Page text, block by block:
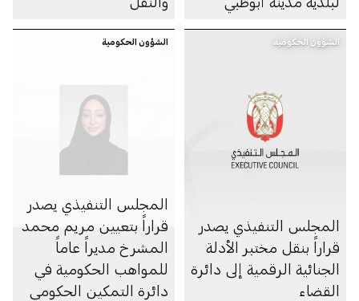
الشؤون الحكومية
المجلس التنفيذي يصدر
قراراً بنقل مختبر الأدلة
الجنائية الرقمية إلى دائرة
القضاء
الشؤون الحكومية
المجلس التنفيذي يصدر
قراراً بتعيين مريم محمد
المشرخ مديراً عاماً
للمواهب الحكومية في
دائرة التمكين الحكومي